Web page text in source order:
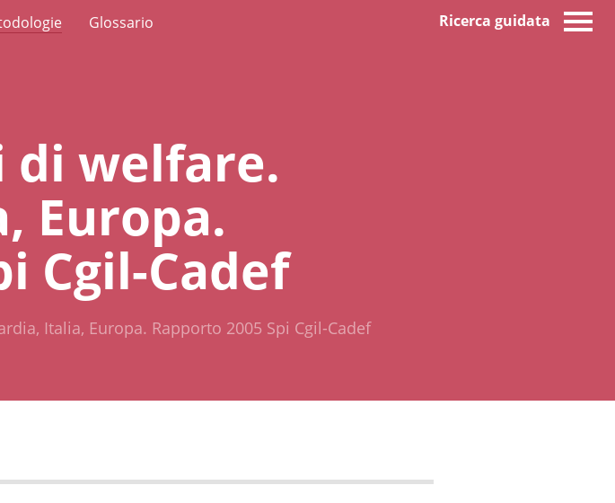
Glossario Ricerca guidata
di welfare.
Europa.
Cgil-Cadef
Italia, Europa. Rapporto 2005 Spi Cgil-Cadef